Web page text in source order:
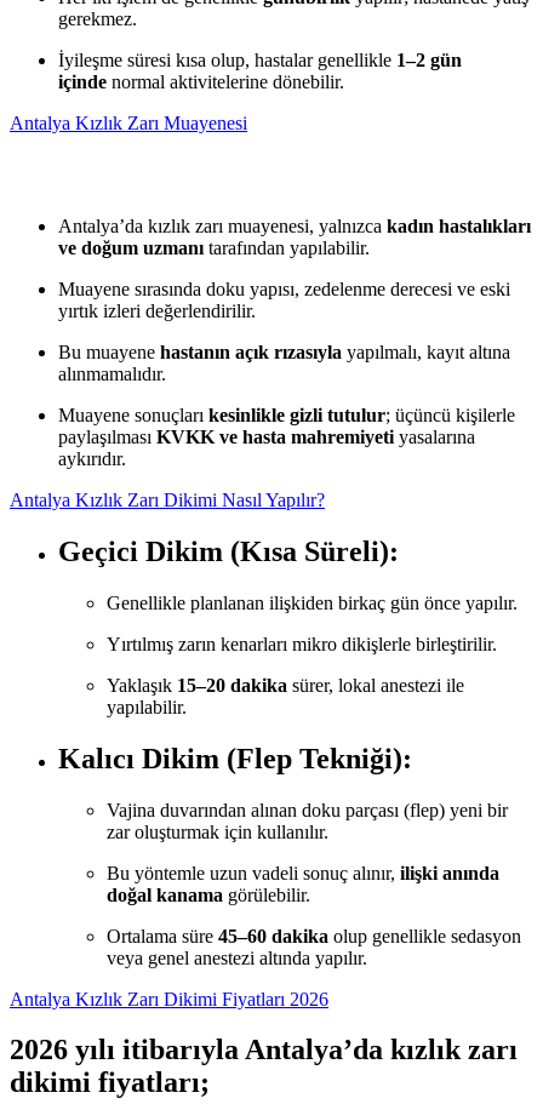
gerekmez.
İyileşme süresi kısa olup, hastalar genellikle 1–2 gün
içinde normal aktivitelerine dönebilir.
Antalya Kızlık Zarı Muayenesi
Antalya’da kızlık zarı muayenesi, yalnızca kadın hastalıkları
ve doğum uzmanı tarafından yapılabilir.
Muayene sırasında doku yapısı, zedelenme derecesi ve eski
yırtık izleri değerlendirilir.
Bu muayene hastanın açık rızasıyla yapılmalı, kayıt altına
alınmamalıdır.
Muayene sonuçları kesinlikle gizli tutulur; üçüncü kişilerle
paylaşılması KVKK ve hasta mahremiyeti yasalarına
aykırıdır.
Antalya Kızlık Zarı Dikimi Nasıl Yapılır?
Geçici Dikim (Kısa Süreli):
Genellikle planlanan ilişkiden birkaç gün önce yapılır.
Yırtılmış zarın kenarları mikro dikişlerle birleştirilir.
Yaklaşık 15–20 dakika sürer, lokal anestezi ile
yapılabilir.
Kalıcı Dikim (Flep Tekniği):
Vajina duvarından alınan doku parçası (flep) yeni bir
zar oluşturmak için kullanılır.
Bu yöntemle uzun vadeli sonuç alınır, ilişki anında
doğal kanama görülebilir.
Ortalama süre 45–60 dakika olup genellikle sedasyon
veya genel anestezi altında yapılır.
Antalya Kızlık Zarı Dikimi Fiyatları 2026
2026 yılı itibarıyla Antalya’da kızlık zarı
dikimi fiyatları;